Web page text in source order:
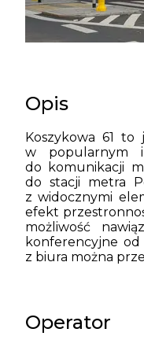
Opis
Koszykowa 61
w popularnym i
do komunikacji
do stacji metra
z widocznymi
efekt
możliwość
konferencyjne
z biura można
Operator